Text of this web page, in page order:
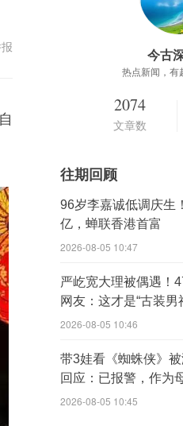
今古
热点新闻，有
2074
文章数
往期回顾
96岁李嘉诚低调庆生
亿，蝉联香港首富
2026-08-05 10:47
严屹宽大理被偶遇！
网友：这才是“古装
2026-08-05 10:46
带3娃看《蜘蛛侠》
回应：已报警，作为
2026-08-05 10:45